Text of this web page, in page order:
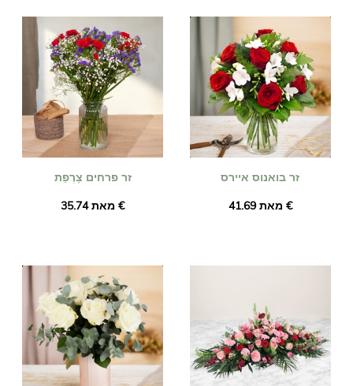
זר פרחים צָרְפַת
מאת ‏35.74 €
זר בואנוס איירס
מאת ‏41.69 €